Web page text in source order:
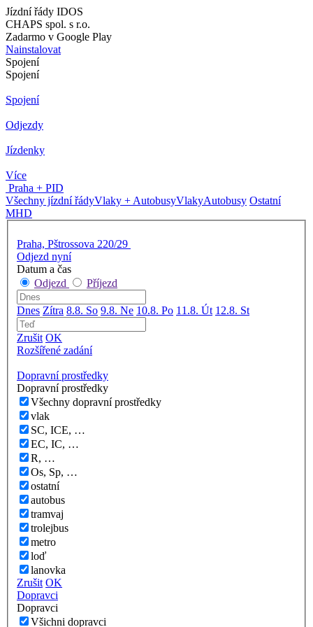
Jízdní řády IDOS
CHAPS spol. s r.o.
Zadarmo v Google Play
Nainstalovat
Spojení
Spojení
Spojení
Odjezdy
Jízdenky
Více
Praha + PID
Všechny jízdní řádyVlaky + AutobusyVlakyAutobusy Ostatní
MHD
Praha, Pštrossova 220/29
Odjezd nyní
Datum a čas
Odjezd
Příjezd
Dnes Zítra 8.8. So 9.8. Ne 10.8. Po 11.8. Út 12.8. St
Zrušit OK
Rozšířené zadání
Dopravní prostředky
Dopravní prostředky
Všechny dopravní prostředky
vlak
SC, ICE, …
EC, IC, …
R, …
Os, Sp, …
ostatní
autobus
tramvaj
trolejbus
metro
loď
lanovka
Zrušit OK
Dopravci
Dopravci
Všichni dopravci